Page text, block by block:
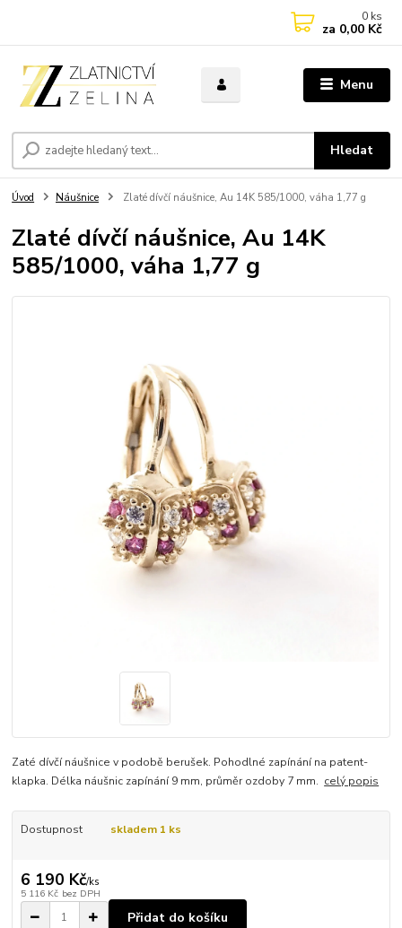
Menu
Hledat
0 ks
za 0,00 Kč
Úvod Náušnice Zlaté dívčí náušnice, Au 14K 585/1000, váha 1,77 g
Zlaté dívčí náušnice, Au 14K
585/1000, váha 1,77 g
Zaté dívčí náušnice v podobě berušek. Pohodlné zapínání na patent-
klapka. Délka náušnic zapínání 9 mm, průměr ozdoby 7 mm. celý popis
Dostupnost skladem 1 ks
6 190 Kč/ks
5 116 Kč bez DPH
Přidat do košíku